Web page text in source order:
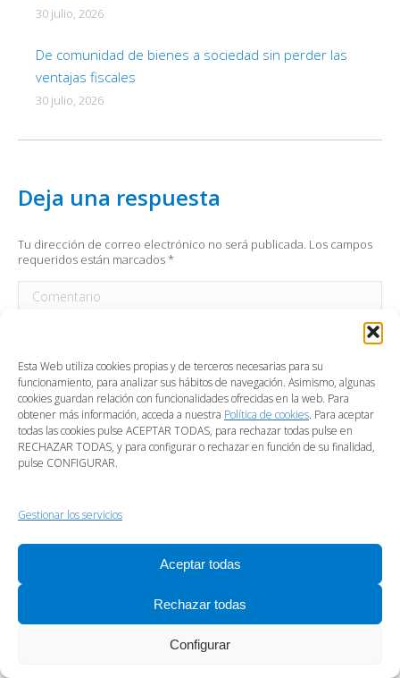
Esta Web utiliza cookies propias y de terceros necesarias para su
funcionamiento, para analizar sus hábitos de navegación. Asimismo, algunas
cookies guardan relación con funcionalidades ofrecidas en la web. Para
obtener más información, acceda a nuestra Política de cookies. Para aceptar
todas las cookies pulse ACEPTAR TODAS, para rechazar todas pulse en
RECHAZAR TODAS, y para configurar o rechazar en función de su finalidad,
pulse CONFIGURAR.
Gestionar los servicios
Aceptar todas
Rechazar todas
Configurar
30 julio, 2026
De comunidad de bienes a sociedad sin perder las
ventajas fiscales
30 julio, 2026
Deja una respuesta
Tu dirección de correo electrónico no será publicada. Los campos
requeridos están marcados*
Comentario
Correo electrónico *
Sitio web
Save my name, email, and website in this browser for the next